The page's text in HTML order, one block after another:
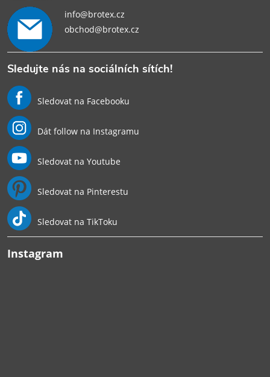
info@brotex.cz
obchod@brotex.cz
Sledujte nás na sociálních sítích!
Sledovat na Facebooku
Dát follow na Instagramu
Sledovat na Youtube
Sledovat na Pinterestu
Sledovat na TikToku
Instagram